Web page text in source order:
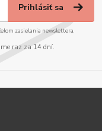
Prihlásiť sa
zasielania newslettera.
raz za 14 dní.